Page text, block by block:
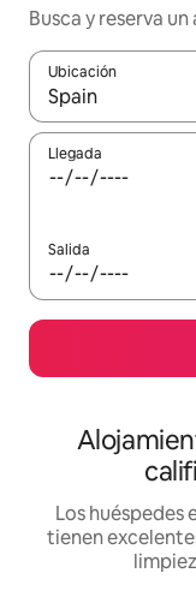
Busca y reserva
Ubicación
Cuando los
Llegada
Salida
Los huéspedes
tienen